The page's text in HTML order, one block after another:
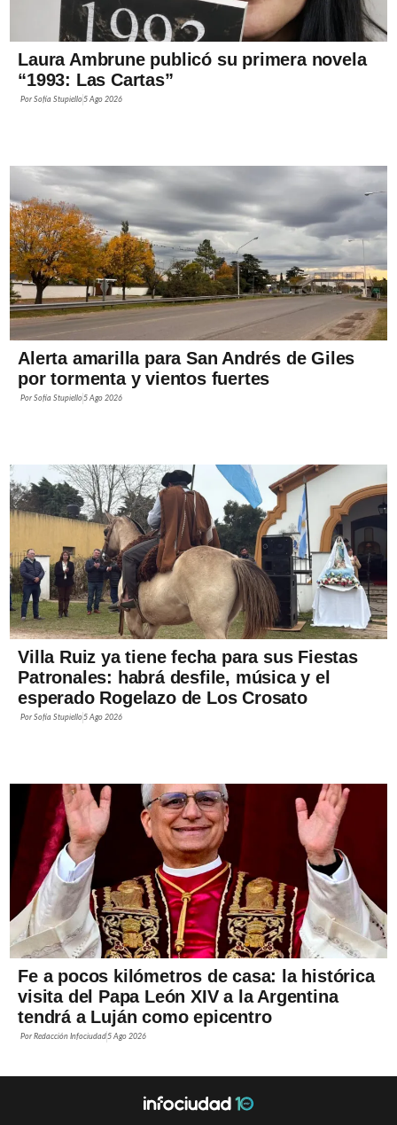
Laura Ambrune publicó su primera novela
“1993: Las Cartas”
PorSofía Stupiello5 Ago 2026
Alerta amarilla para San Andrés de Giles
por tormenta y vientos fuertes
PorSofía Stupiello5 Ago 2026
Villa Ruiz ya tiene fecha para sus Fiestas
Patronales: habrá desfile, música y el
esperado Rogelazo de Los Crosato
PorSofía Stupiello5 Ago 2026
Fe a pocos kilómetros de casa: la histórica
visita del Papa León XIV a la Argentina
tendrá a Luján como epicentro
PorRedacción Infociudad5 Ago 2026